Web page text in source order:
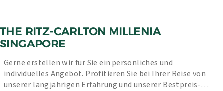
THE RITZ-CARLTON MILLENIA
SINGAPORE
Gerne erstellen wir für Sie ein persönliches und
individuelles Angebot. Profitieren Sie bei Ihrer Reise von
unserer langjährigen Erfahrung und unserer Bestpreis-